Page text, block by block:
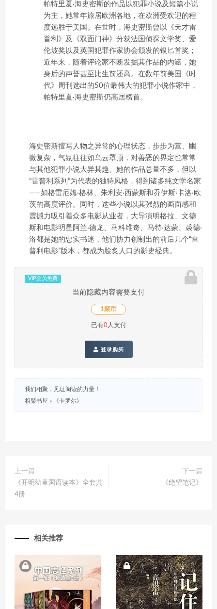
帕特里夏·海史密斯的作品以犯罪小说及短篇小说
为主，她常年旅居欧洲各地，在欧洲受欢迎的程
度远胜于美国。在世时，海史密斯曾以《天才雷
普利》及《双面门神》分获法国侦探文学奖、爱
伦坡奖以及英国犯罪作家协会颁发的银匕首奖；
近年来，随着评论家不断发掘其作品的内涵，她
身后的声誉甚至比生前还高。在数年前美国《时
代》周刊选出的50位最伟大的犯罪小说作家中，
帕特里夏·海史密斯仍高居榜首。
海史密斯擅写人物之异常的心理状态，步步为营、幽
微复杂，气氛往往如乌云罩顶，对善恶的界定也常常
与其他犯罪小说大异其趣。她的作品总量不多，但以
“雷普利系列”为代表的独特风格，得到诸多纯文学名家
——如格雷厄姆·格林、朱利安·西蒙斯和乔伊斯·卡洛·欧
茨的高度评价。同时，这些小说以其强烈的画面感和
震撼力吸引着众多电影从业者，大导演明格拉、文德
斯和电影明星阿兰·德龙、马科维奇、马特·达蒙、裘德·
洛都是她的忠实书迷，他们协力创制出的前后几个“雷
普利电影”版本，都成为脍炙人口的影史经典。
VIP会员免费
当前隐藏内容需要支付
1聚币
已有0人支付
登录购买
我们相聚，见证阅读的力量！
相聚书屋 » 《卡罗尔》
上一篇
《开明幼童国语读本》全套共
4册
下一篇
《绝望笔记》
相关推荐